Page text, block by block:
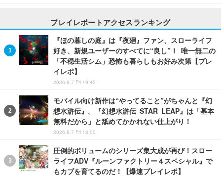
プレイレポートアクセスランキング
『ほの暮しの庭』は『夜廻』ファン、スローライフ
好き、新規ユーザーのすべてに“良し”！ 唯一無二の
「不穏生活シム」恐怖も暮らしもお好み次第【プレ
イレポ】
2026.8.7 Fri 19:45
モバイル向け新作は“やってること”がちゃんと『幻
想水滸伝』。『幻想水滸伝 STAR LEAP』は「基本
無料だから」と舐めてかかれない仕上がり！
2026.8.7 Fri 18:00
圧倒的ボリュームのシリーズ集大成が再び！スロー
ライフADV『ルーンファクトリー４スペシャル』で
もカブを育てるのだ！【爆速プレイレポ】